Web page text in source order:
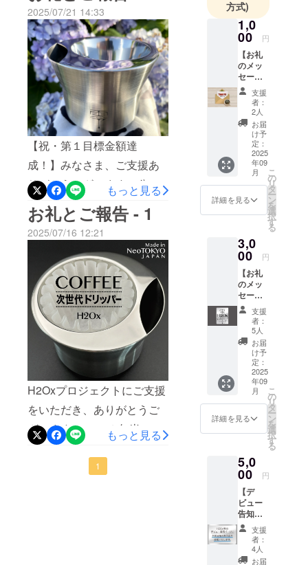
◆【祝・目標達成】ご支援
総額：1,074,664円ご支援者
数：20名開催場所 ：キャ
ンプファイヤー／クラウド
ファンディング開催期
間 ：2025年7月3日〜7月
31日準備が整っていない
中、開始からわずか2週間
で、初挑戦のクラウドファ
ンディングが目標達成でき
ましたことは、ひとえにみ
なさまのご支援のお陰、み
なさまのサポートがなけれ
ば到底叶わなかったことで
す。その上、インスタグラ
ムなどのSNSを通じ驚きと
期待、応援のお声もたくさ
んいただきました。日本全
国でご活躍される専門家の
みなさん、愛好家のみなさ
ん、海外からもバリスタ
チャンピオンを始め多くの
方々から熱いメッセージを
いただき、今後の活動にお
た。みなさまのお力添えの
おかげで目標金額を達成す
る形で「H2Ox零」を無事世
に送り出すことができまし
た。 ◆ご報告 ご支援
総額：1,074,664円 ご支
援者数：20名 ※7月31日
23:59 終了時7月3日夕方に
募集を開始し、7月18日の早
朝、わずか2週間で初めて挑
戦するクラウドファンディ
ングの目標を達成できまし
たことは、ひとえにみなさ
まのご支援のお気持ち、温
かいお心のお陰です。準備
が整っていない中でのス
タートとなり、当初はお知
らせしたい方々に情報をお
届けする方法に苦心してお
りましたので、みなさまの
さまざまなご協力、サポー
トがなければ目標達成する
ことは到底叶わなかったと
考えております。チーム一
2025/07/21 14:33
【祝・第１目標金額達
成！】みなさま、ご支援あ
りがとうございます。公開
から15日目の 7月18日、第
１目標金額を無事達成する
ことができました。 支援
総額：1,040,664円 支援者
数：14名 ※7月21日 12時
00分現在ご支援ならびにさ
まざまなご協力をいただい
てまいりましたこと、チー
ム一同、感謝でいっぱいで
す。本当にありがとうござ
います。いただいたご支援
がさらに広がり、私たちの
活動が大目的に向かうこと
ができますように、最終目
標850万円を目指してプロ
もっと見る
お礼とご報告 - 1
2025/07/16 12:21
H2Oxプロジェクトにご支援
をいただき、ありがとうご
ざいます！ この２年半の間
地道に取り組んできたこと
がやっと形になり皆さまに
もっと見る
1
品を作りま
コーヒーを
通じ笑顔が
広がる。公
益性を重視
した視点か
らユーザー
とコーヒー
生産者の幸
福、そして
日本の物作
り産業に貢
まいりま
どうぞよろ
しくお願い
します。
代表：末広
方式)
1,0
00 円
【お礼
のメッ
セー
ジ】 ★
ご支援
のお気
持ちに
感謝を
込め
て、お
礼の
メッ
セージ
メール
をお送
りしま
備考欄
にお名
前 or
ニック
ネーム
をご記
入くだ
さい。
支援
者：
2人
お届
け予
定：
2025
年09
月
詳細を見る
こ
の
リ
タ
ー
ン
を
選
択
す
る
3,0
00 円
【お礼
のメッ
セージ
＋ス
テッ
カー
(小)】
★ご支
援のお
気持ち
に感謝
を込め
て、お
礼の
メッ
セージ
りしま
す。
★H2Ox
デ
ビュー
記念ス
テッ
カー(小)
・サイ
ズ：
支援
者：
5人
お届
け予
定：
2025
年09
月
詳細を見る
こ
の
リ
タ
ー
ン
を
選
択
す
る
5,0
00 円
【デ
ビュー
告知
ページ
お名前
掲載(小)
＋お礼
支援
者：
4人
お届